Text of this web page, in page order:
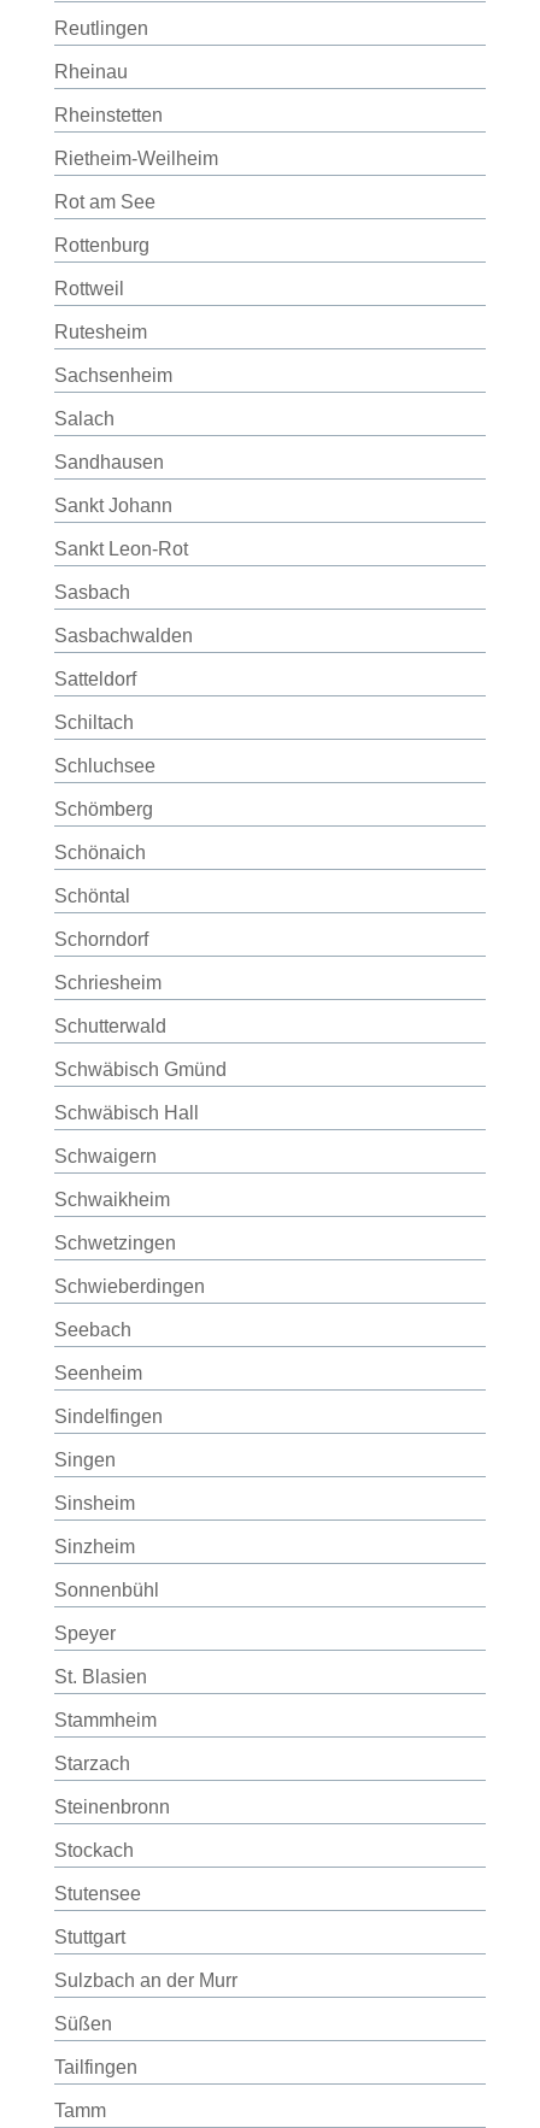
Reutlingen
Rheinau
Rheinstetten
Rietheim-Weilheim
Rot am See
Rottenburg
Rottweil
Rutesheim
Sachsenheim
Salach
Sandhausen
Sankt Johann
Sankt Leon-Rot
Sasbach
Sasbachwalden
Satteldorf
Schiltach
Schluchsee
Schömberg
Schönaich
Schöntal
Schorndorf
Schriesheim
Schutterwald
Schwäbisch Gmünd
Schwäbisch Hall
Schwaigern
Schwaikheim
Schwetzingen
Schwieberdingen
Seebach
Seenheim
Sindelfingen
Singen
Sinsheim
Sinzheim
Sonnenbühl
Speyer
St. Blasien
Stammheim
Starzach
Steinenbronn
Stockach
Stutensee
Stuttgart
Sulzbach an der Murr
Süßen
Tailfingen
Tamm